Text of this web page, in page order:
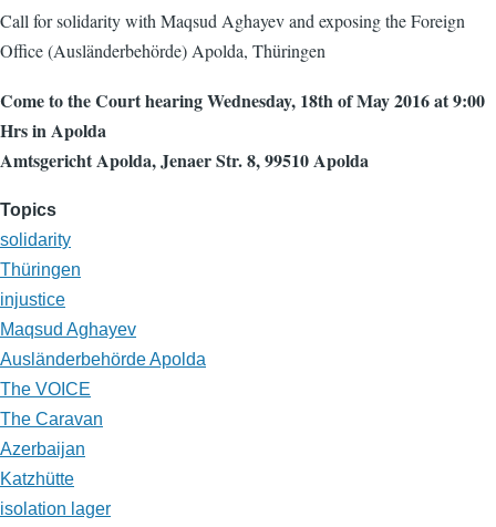
Call for solidarity with Maqsud Aghayev and exposing the Foreign
Office (Ausländerbehörde) Apolda, Thüringen
Come to the Court hearing Wednesday, 18th of May 2016 at 9:00
Hrs in Apolda
Amtsgericht Apolda, Jenaer Str. 8, 99510 Apolda
Topics
solidarity
Thüringen
injustice
Maqsud Aghayev
Ausländerbehörde Apolda
The VOICE
The Caravan
Azerbaijan
Katzhütte
isolation lager